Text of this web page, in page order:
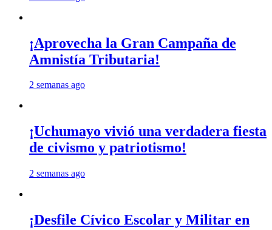
¡Aprovecha la Gran Campaña de
Amnistía Tributaria!
2 semanas ago
¡Uchumayo vivió una verdadera fiesta
de civismo y patriotismo!
2 semanas ago
¡Desfile Cívico Escolar y Militar en